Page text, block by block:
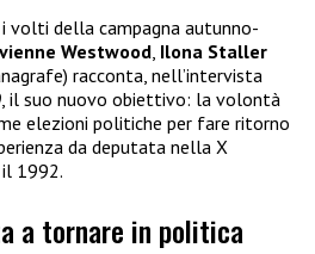
volti della campagna autunno-
Westwood, Ilona Staller
racconta, nell’intervista
, il suo nuovo obiettivo: la volontà
elezioni politiche per fare ritorno
da deputata nella X
1992.
a tornare in politica